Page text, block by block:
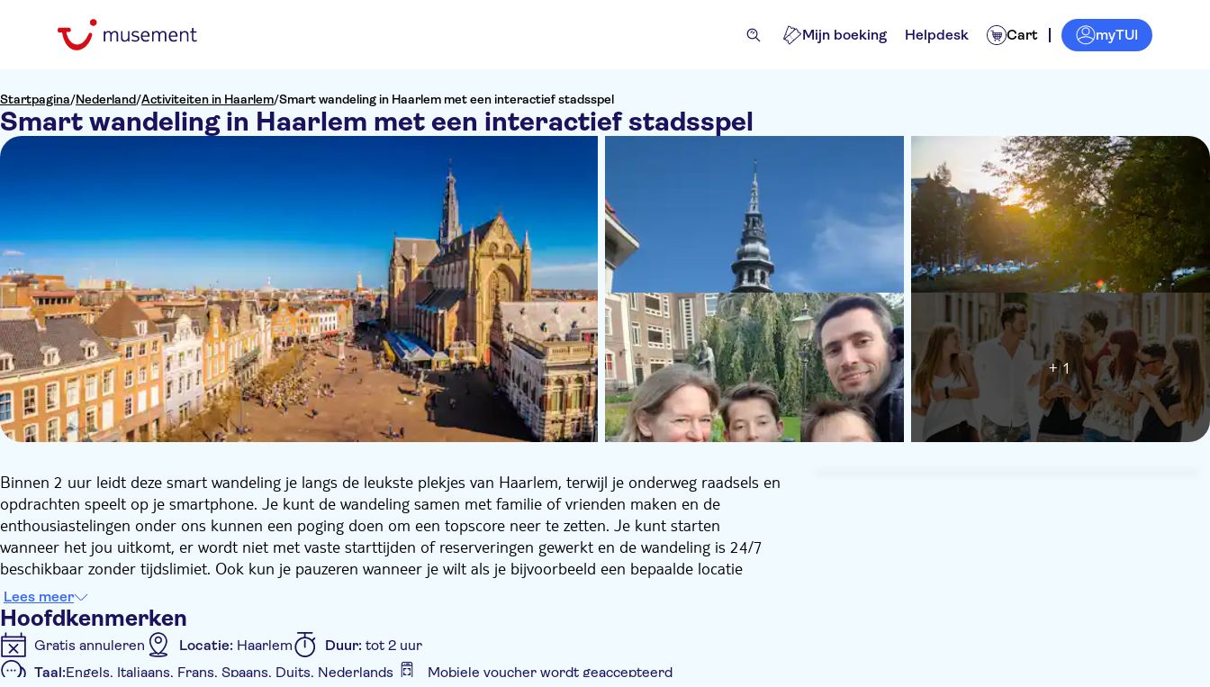
Mijn boeking Helpdesk Cart myTUI
Startpagina/Nederland/Activiteiten in Haarlem/Smart wandeling in Haarlem met een interactief stadsspel
Smart wandeling in Haarlem met een interactief stadsspel
+ 1
Binnen 2 uur leidt deze smart wandeling je langs de leukste plekjes van Haarlem, terwijl je onderweg raadsels en
opdrachten speelt op je smartphone. Je kunt de wandeling samen met familie of vrienden maken en de
enthousiastelingen onder ons kunnen een poging doen om een topscore neer te zetten. Je kunt starten
wanneer het jou uitkomt, er wordt niet met vaste starttijden of reserveringen gewerkt en de wandeling is 24/7
beschikbaar zonder tijdslimiet. Ook kun je pauzeren wanneer je wilt als je bijvoorbeeld een bepaalde locatie
verder wilt bekijken of ergens iets wilt eten of drinken. De stadswandeling voor familie en vrienden is bovendien
echt een low budget uitje!
De route leidt langs de highlights van Haarlem met onder andere het Hofje van Bakenes, het Onze Lieve Vrouwe
Gasthuis, het Prinsenhof, de Sint Bavokerk, Jopen, de Botermarkt en meer.
Hoe werkt het?
Lees meer
Hoofdkenmerken
Gratis annuleren Locatie: Haarlem Duur: tot 2 uur
Taal:Engels, Italiaans, Frans, Spaans, Duits, Nederlands Mobiele voucher wordt geaccepteerd